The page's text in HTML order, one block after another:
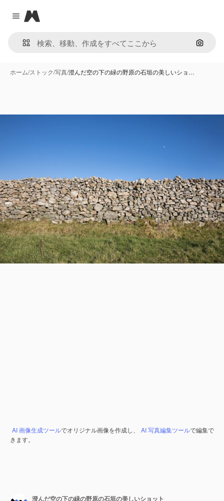
Close menu
Magnific
画像で
ホーム/ストック/写真/澄んだ空の下の緑の野原の石垣の美しいショ…
AI 画像生成ツールでオリジナル画像を作成し、 AI 写真編集ツールで編集で
きます。
澄んだ空の下の緑の野原の石垣の美しいショット